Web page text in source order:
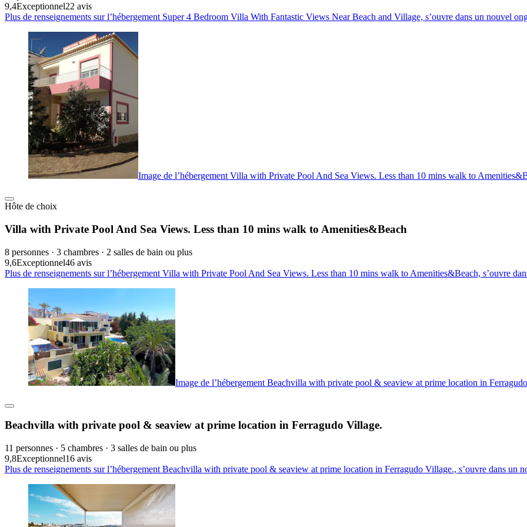
9,4Exceptionnel22 avis
Plus de renseignements sur l’hébergement Super 4 Bedroom Villa With Fantastic Views Near Beach and Village, s’ouvre dans un nouvel
Image de l’hébergement Villa with Private Pool And Sea Views. Less than 10 mins walk to
Hôte de choix
Villa with Private Pool And Sea Views. Less than 10 mins walk to Amenities&Beach
8 personnes · 3 chambres · 2 salles de bain ou plus
9,6Exceptionnel46 avis
Plus de renseignements sur l’hébergement Villa with Private Pool And Sea Views. Less than 10 mins walk to Amenities&Beach, s’ouvre
Image de l’hébergement Beachvilla with private pool & seaview at prime location in
Beachvilla with private pool & seaview at prime location in Ferragudo Village.
11 personnes · 5 chambres · 3 salles de bain ou plus
9,8Exceptionnel16 avis
Plus de renseignements sur l’hébergement Beachvilla with private pool & seaview at prime location in Ferragudo Village., s’ouvre dans un